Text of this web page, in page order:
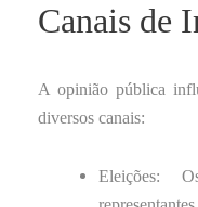
Canais de
A opinião pública
diversos canais:
Eleições: